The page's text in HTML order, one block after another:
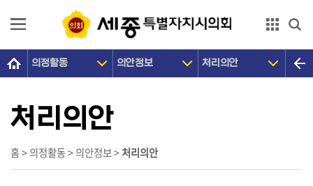
의
개
의
원
의정활동 의안정보 처리의안
홈 > 의정활동 > 의안정보 >처리의안
처리의안